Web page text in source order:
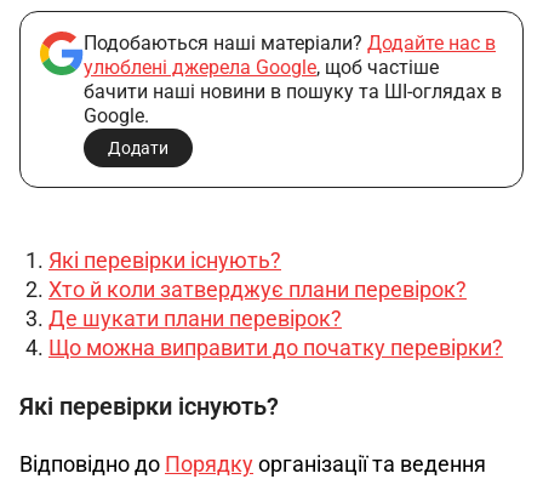
Подобаються наші матеріали? Додайте нас в
улюблені джерела Google, щоб частіше
бачити наші новини в пошуку та ШІ-оглядах в
Google.
Додати
Які перевірки існують?
Хто й коли затверджує плани перевірок?
Де шукати плани перевірок?
Що можна виправити до початку перевірки?
Які перевірки існують?
Відповідно до Порядку організації та ведення